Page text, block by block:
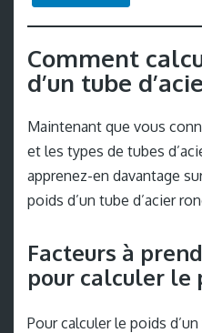
Comment
d’un tube
Maintenant que vous
et les types de tubes
apprenez-en davantage
poids d’un tube d’acier
Facteurs à
pour calculer le
Pour calculer le poids